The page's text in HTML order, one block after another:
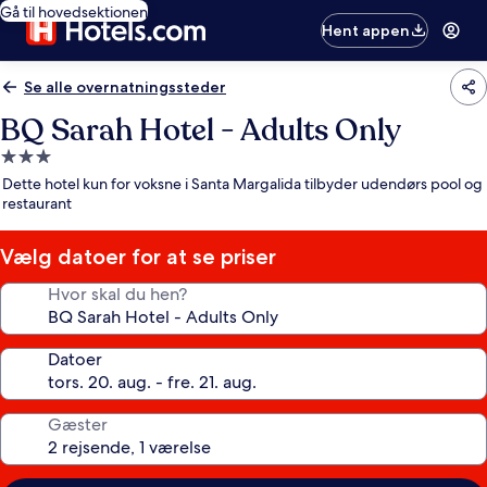
Gå til hovedsektionen
Hent appen
Se alle overnatningssteder
BQ Sarah Hotel - Adults Only
3.0-
stjernet
overnatningssted
Dette hotel kun for voksne i Santa Margalida tilbyder udendørs pool og
restaurant
Vælg datoer for at se priser
Hvor skal du hen?
Datoer
Gæster